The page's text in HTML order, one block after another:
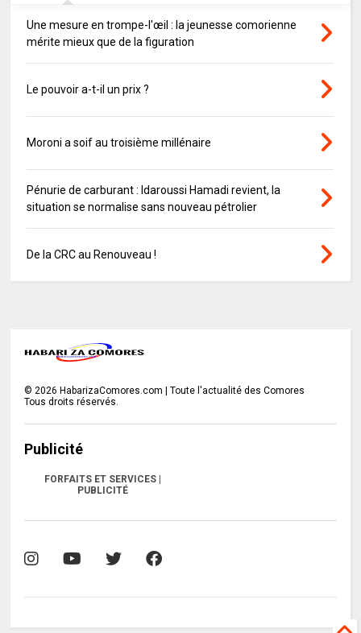
Une mesure en trompe-l'œil : la jeunesse comorienne
mérite mieux que de la figuration
Le pouvoir a-t-il un prix ?
Moroni a soif au troisième millénaire
Pénurie de carburant : Idaroussi Hamadi revient, la
situation se normalise sans nouveau pétrolier
De la CRC au Renouveau !
©2026 HabarizaComores.com | Toute l'actualité des Comores
Tous droits réservés.
Publicité
FORFAITS ET SERVICES |
PUBLICITÉ